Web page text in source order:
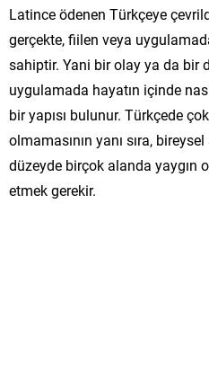
Latince ödenen Türkçeye
gerçekte, fiilen veya
sahiptir. Yani bir olay ya da bir
uygulamada hayatın içinde
bir yapısı bulunur. Türkçede
olmamasının yanı sıra,
düzeyde birçok alanda yaygın
etmek gerekir.